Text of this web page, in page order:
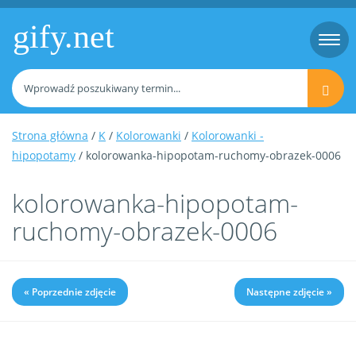
gify.net
Strona główna / K / Kolorowanki / Kolorowanki -
hipopotamy / kolorowanka-hipopotam-ruchomy-obrazek-0006
kolorowanka-hipopotam-
ruchomy-obrazek-0006
« Poprzednie zdjęcie Następne zdjęcie »